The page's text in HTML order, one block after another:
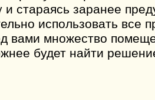
и стараясь заранее
использовать все
вами множество
будет найти